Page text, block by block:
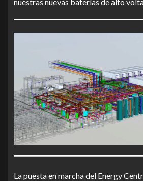
La puesta en marcha del Energy